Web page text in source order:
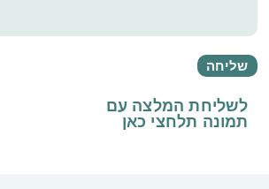
לשליחת המלצה עם
תמונה תלחצי כאן